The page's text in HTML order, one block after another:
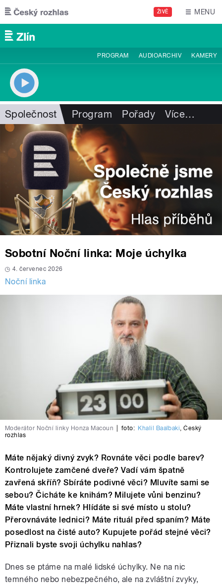
Přejít k hlavnímu obsahu
ŽIVĚ MENU
PROGRAM AUDIOARCHIV KAMERY
Společnost Program Pořady Více…
Sobotní Noční linka: Moje úchylka
4. červenec 2026
Noční linka
Moderátor Noční linky Honza Macoun foto: Khalil Baalbaki,Český
rozhlas
Máte nějaký divný zvyk? Rovnáte věci podle barev?
Kontrolujete zamčené dveře? Vadí vám špatně
zavřená skříň? Sbíráte podivné věci? Mluvíte sami se
sebou? Čicháte ke knihám? Milujete vůni benzinu?
Máte vlastní hrnek? Hlídáte si své místo u stolu?
Přerovnáváte lednici? Máte rituál před spaním? Máte
posedlost na čisté auto? Kupujete pořád stejné věci?
Přiznali byste svoji úchylku nahlas?
Dnes se ptáme na malé lidské úchylky. Ne na nic
temného nebo nebezpečného, ale na zvláštní zvyky,